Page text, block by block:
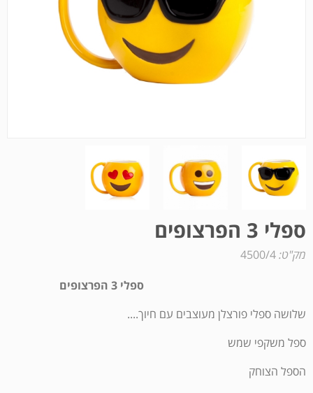
ספלי 3 הפרצופים
מק"ט: 4500/4
ספלי 3 הפרצופים
שלושה ספלי פורצלן מעוצבים עם חיוך....
ספל משקפי שמש
הספל הצוחק